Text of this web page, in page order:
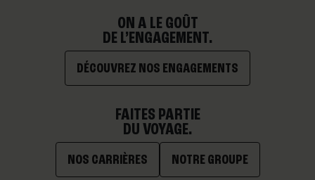
ON A LE GOÛT
DE L’ENGAGEMENT.
DÉCOUVREZ NOS ENGAGEMENTS
FAITES PARTIE
DU VOYAGE.
NOS CARRIÈRES NOTRE GROUPE